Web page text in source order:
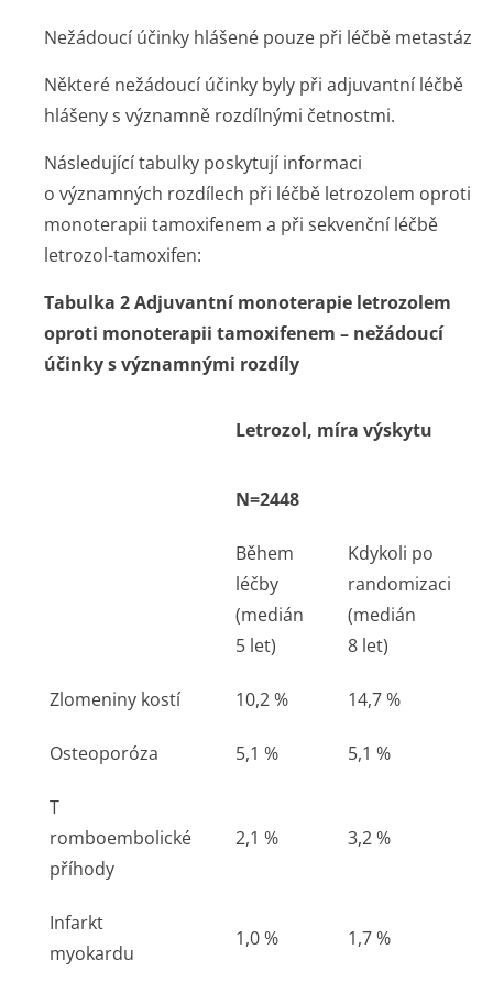
Nežádoucí účinky hlášené pouze při léčbě metastáz
Některé nežádoucí účinky byly při adjuvantní léčbě
hlášeny s významně rozdílnými četnostmi.
Následující tabulky poskytují informaci
o významných rozdílech při léčbě letrozolem oproti
monoterapii tamoxifenem a při sekvenční léčbě
letrozol-tamoxifen:
Tabulka 2 Adjuvantní monoterapie letrozolem
oproti monoterapii tamoxifenem – nežádoucí
účinky s významnými rozdíly
Letrozol, míra výskytu
N=2448
Během
léčby
(medián
5 let)
Kdykoli po
randomizaci
(medián
8 let)
Zlomeniny kostí 10,2 % 14,7 %
Osteoporóza 5,1 % 5,1 %
T
romboembolické
příhody
2,1 % 3,2 %
Infarkt
myokardu
1,0 % 1,7 %